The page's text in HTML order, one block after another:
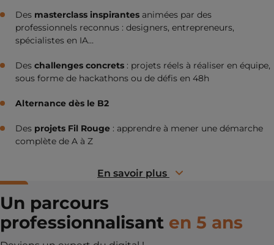
Des masterclass inspirantes animées par des
professionnels reconnus : designers, entrepreneurs,
spécialistes en IA…
Des challenges concrets : projets réels à réaliser en équipe,
sous forme de hackathons ou de défis en 48h
Alternance dès le B2
Des projets Fil Rouge : apprendre à mener une démarche
complète de A à Z
En savoir plus
Un parcours
professionnalisant en 5 ans